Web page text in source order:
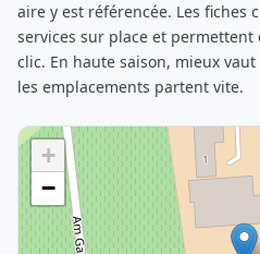
aire y est référencée. Les fiches
services sur place et
clic. En haute saison, mieux
les emplacements partent vite.
+
−